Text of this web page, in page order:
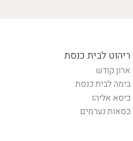
ריהוט לבית כנסת
ארון קודש
בימה לבית כנסת
כיסא אליהו
כסאות נערמים